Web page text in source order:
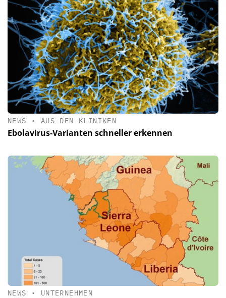
NEWS • AUS DEN KLINIKEN
Ebolavirus-Varianten schneller erkennen
NEWS • UNTERNEHMEN